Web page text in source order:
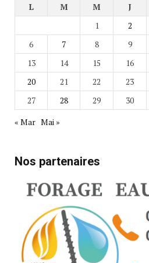
L
M M J
1
2
6
7 8 9
13
14 15 16
20
21 22 23
27
28 29
30
« Mar Mai »
Nos partenaires